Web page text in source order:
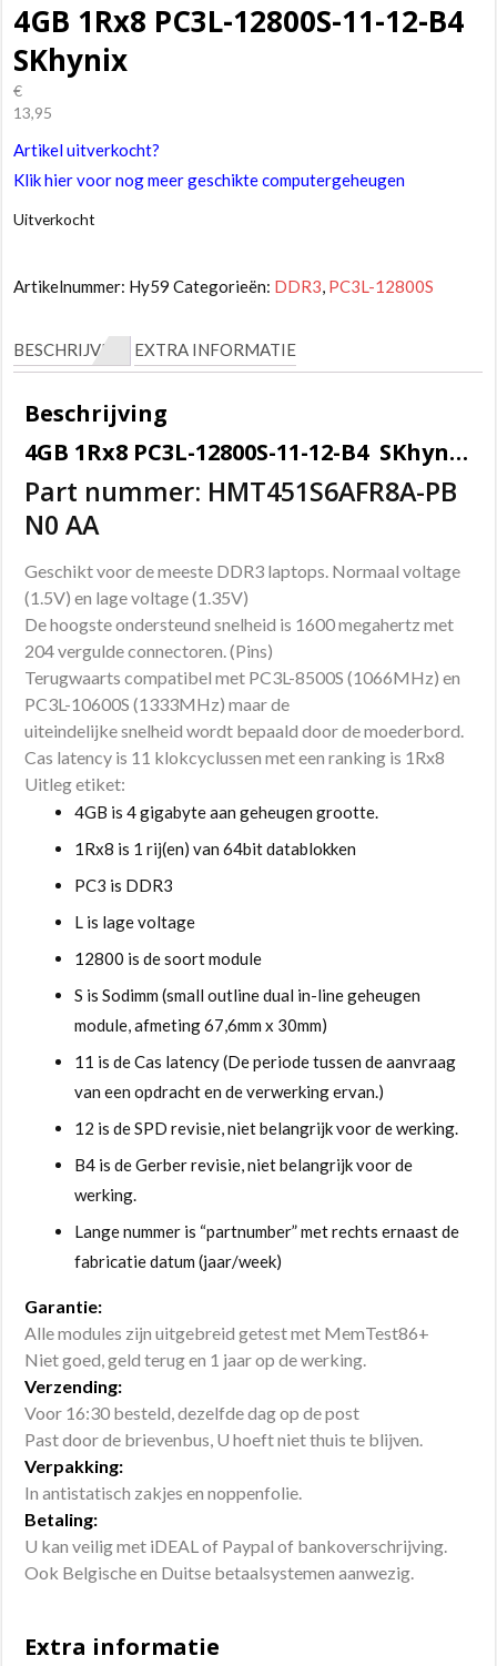
4GB 1Rx8 PC3L-12800S-11-12-B4
SKhynix
€
13,95
Artikel uitverkocht?
Klik hier voor nog meer geschikte computergeheugen
Uitverkocht
Artikelnummer: Hy59 Categorieën: DDR3, PC3L-12800S
BESCHRIJVING EXTRA INFORMATIE
Beschrijving
4GB 1Rx8 PC3L-12800S-11-12-B4 SKhynix Sodimm geheugen
Part nummer: HMT451S6AFR8A-PB
N0 AA
Geschikt voor de meeste DDR3 laptops. Normaal voltage
(1.5V) en lage voltage (1.35V)
De hoogste ondersteund snelheid is 1600 megahertz met
204 vergulde connectoren. (Pins)
Terugwaarts compatibel met PC3L-8500S (1066MHz) en
PC3L-10600S (1333MHz) maar de
uiteindelijke snelheid wordt bepaald door de moederbord.
Cas latency is 11 klokcyclussen met een ranking is 1Rx8
Uitleg etiket:
4GB is 4 gigabyte aan geheugen grootte.
1Rx8 is 1 rij(en) van 64bit datablokken
PC3 is DDR3
L is lage voltage
12800 is de soort module
S is Sodimm (small outline dual in-line geheugen
module, afmeting 67,6mm x 30mm)
11 is de Cas latency (De periode tussen de aanvraag
van een opdracht en de verwerking ervan.)
12 is de SPD revisie, niet belangrijk voor de werking.
B4 is de Gerber revisie, niet belangrijk voor de
werking.
Lange nummer is “partnumber” met rechts ernaast de
fabricatie datum (jaar/week)
Garantie:
Alle modules zijn uitgebreid getest met MemTest86+
Niet goed, geld terug en 1 jaar op de werking.
Verzending:
Voor 16:30 besteld, dezelfde dag op de post
Past door de brievenbus, U hoeft niet thuis te blijven.
Verpakking:
In antistatisch zakjes en noppenfolie.
Betaling:
U kan veilig met iDEAL of Paypal of bankoverschrijving.
Ook Belgische en Duitse betaalsystemen aanwezig.
Extra informatie